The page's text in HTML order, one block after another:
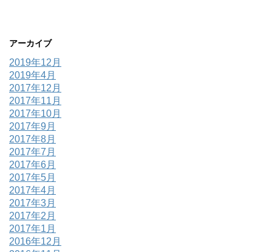
アーカイブ
2019年12月
2019年4月
2017年12月
2017年11月
2017年10月
2017年9月
2017年8月
2017年7月
2017年6月
2017年5月
2017年4月
2017年3月
2017年2月
2017年1月
2016年12月